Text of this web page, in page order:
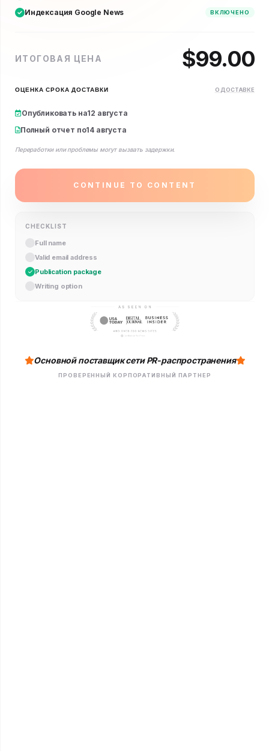
Индексация Google News ВКЛЮЧЕНО
ИТОГОВАЯ ЦЕНА $99.00
ОЦЕНКА СРОКА ДОСТАВКИ О ДОСТАВКЕ
Опубликовать на12 августа
Полный отчет по14 августа
Переработки или проблемы могут вызвать задержки.
CONTINUE TO CONTENT
CHECKLIST
Full name
Valid email address
Publication package
Writing option
Основной поставщик сети PR-распространения
ПРОВЕРЕННЫЙ КОРПОРАТИВНЫЙ ПАРТНЕР